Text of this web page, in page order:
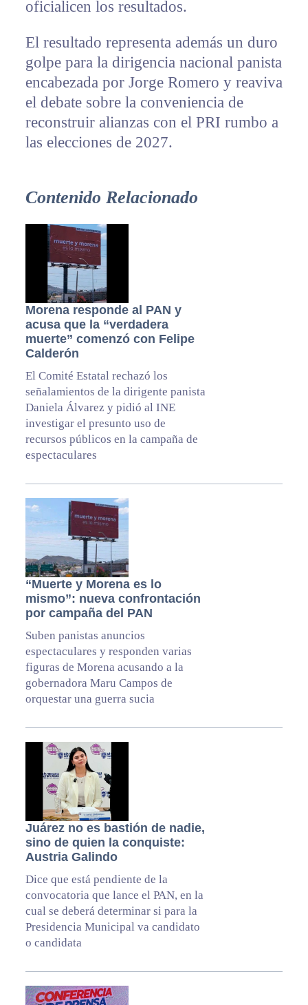
oficialicen los resultados.
El resultado representa además un duro
golpe para la dirigencia nacional panista
encabezada por Jorge Romero y reaviva
el debate sobre la conveniencia de
reconstruir alianzas con el PRI rumbo a
las elecciones de 2027.
Contenido Relacionado
Morena responde al PAN y
acusa que la “verdadera
muerte” comenzó con Felipe
Calderón
El Comité Estatal rechazó los
señalamientos de la dirigente panista
Daniela Álvarez y pidió al INE
investigar el presunto uso de
recursos públicos en la campaña de
espectaculares
“Muerte y Morena es lo
mismo”: nueva confrontación
por campaña del PAN
Suben panistas anuncios
espectaculares y responden varias
figuras de Morena acusando a la
gobernadora Maru Campos de
orquestar una guerra sucia
Juárez no es bastión de nadie,
sino de quien la conquiste:
Austria Galindo
Dice que está pendiente de la
convocatoria que lance el PAN, en la
cual se deberá determinar si para la
Presidencia Municipal va candidato
o candidata